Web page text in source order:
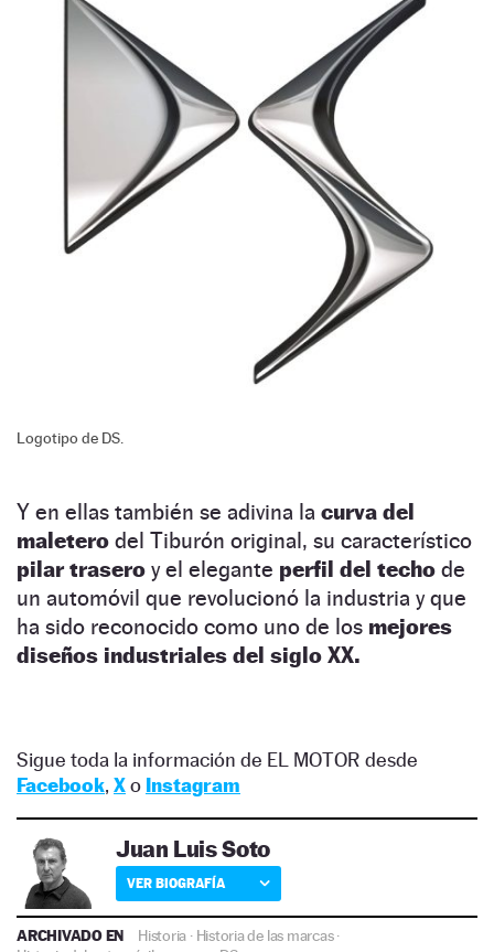
Logotipo de DS.
Y en ellas también se adivina la curva del
maletero del Tiburón original, su característico
pilar trasero y el elegante perfil del techo de
un automóvil que revolucionó la industria y que
ha sido reconocido como uno de los mejores
diseños industriales del siglo XX.
Sigue toda la información de EL MOTOR desde
Facebook, Xo Instagram
Juan Luis Soto
VER BIOGRAFÍA
ARCHIVADO EN Historia · Historia de las marcas·